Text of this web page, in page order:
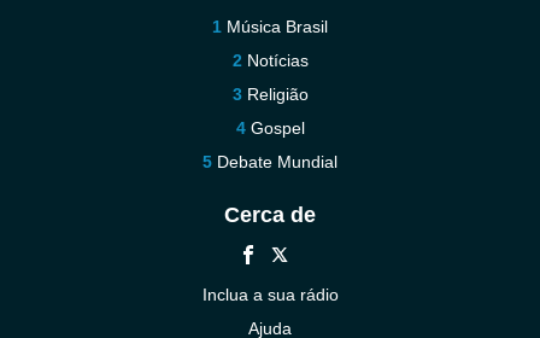
Música Brasil
Notícias
Religião
Gospel
Debate Mundial
Cerca de
Inclua a sua rádio
Ajuda